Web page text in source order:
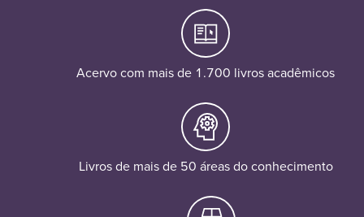
Acervo com mais de 1.700 livros acadêmicos
Livros de mais de 50 áreas do conhecimento